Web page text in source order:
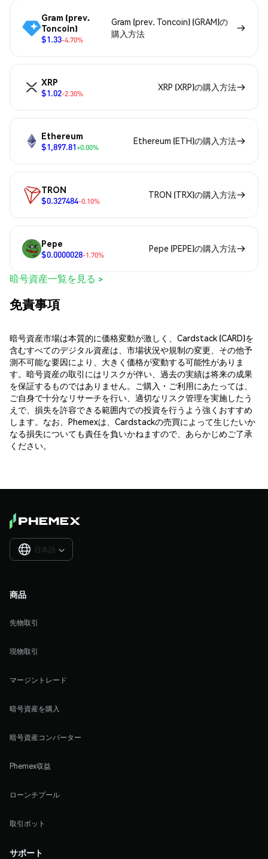
Gram (prev.
Toncoin)
$1.33-4.70%
Gram (prev. Toncoin) (GRAM)の
購入方法
XRP
$1.02-2.30%
XRP (XRP)の購入方法
Ethereum
$1,897.81+0.00%
Ethereum (ETH)の購入方法
TRON
$0.327484-0.10%
TRON (TRX)の購入方法
Pepe
$0.0000028-1.70%
Pepe (PEPE)の購入方法
暗号資産一覧を見る >
免責事項
暗号資産市場は本質的に価格変動が激しく、Cardstack (CARD)を
含むすべてのデジタル資産は、市場状況や規制の変更、その他予
測不可能な要因により、大きく価格が変動する可能性がありま
す。暗号資産の取引にはリスクが伴い、過去の実績は将来の成果
を保証するものではありません。ご購入・ご利用にあたっては、
ご自身で十分なリサーチを行い、適切なリスク管理を実施したう
えで、損失を許容できる範囲内での投資を行うよう強くおすすめ
します。なお、Phemexは、Cardstackの売買によって生じたいか
なる損失についても責任を負いかねますので、あらかじめご了承
ください。
日本語 
商品
先物取引
現物取引
マージントレード
暗号資産を購入
暗号資産コンバーター
Phemex収益
ローンチプール
取引ボット
サポート